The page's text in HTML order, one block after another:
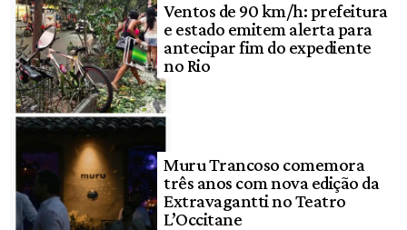
Ventos de 90 km/h: prefeitura
e estado emitem alerta para
antecipar fim do expediente
no Rio
Muru Trancoso comemora
três anos com nova edição da
Extravagantti no Teatro
L’Occitane